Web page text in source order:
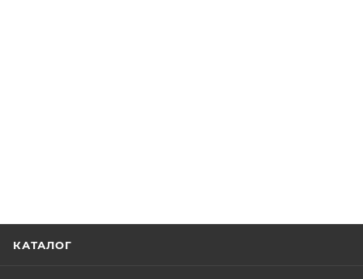
КАТАЛОГ